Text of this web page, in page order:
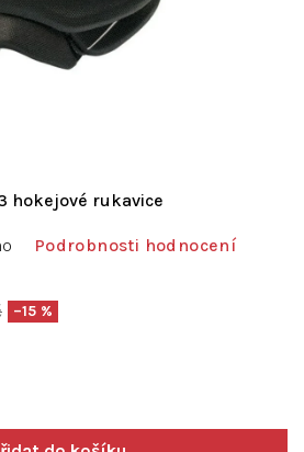
–15 %
hokejové rukavice
Podrobnosti hodnocení